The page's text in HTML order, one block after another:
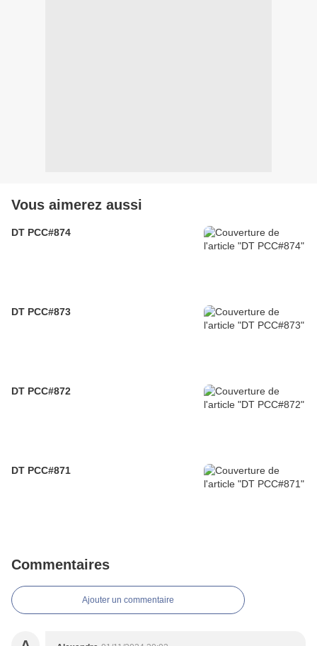
Vous aimerez aussi
DT PCC#874
DT PCC#873
DT PCC#872
DT PCC#871
Commentaires
Ajouter un commentaire